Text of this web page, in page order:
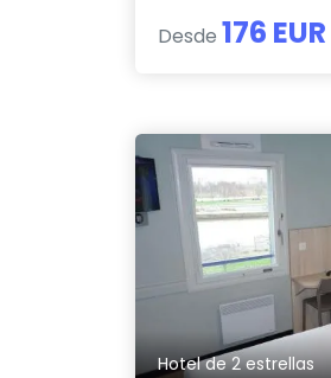
Desde 176 EUR
Hotel de 2 estrellas